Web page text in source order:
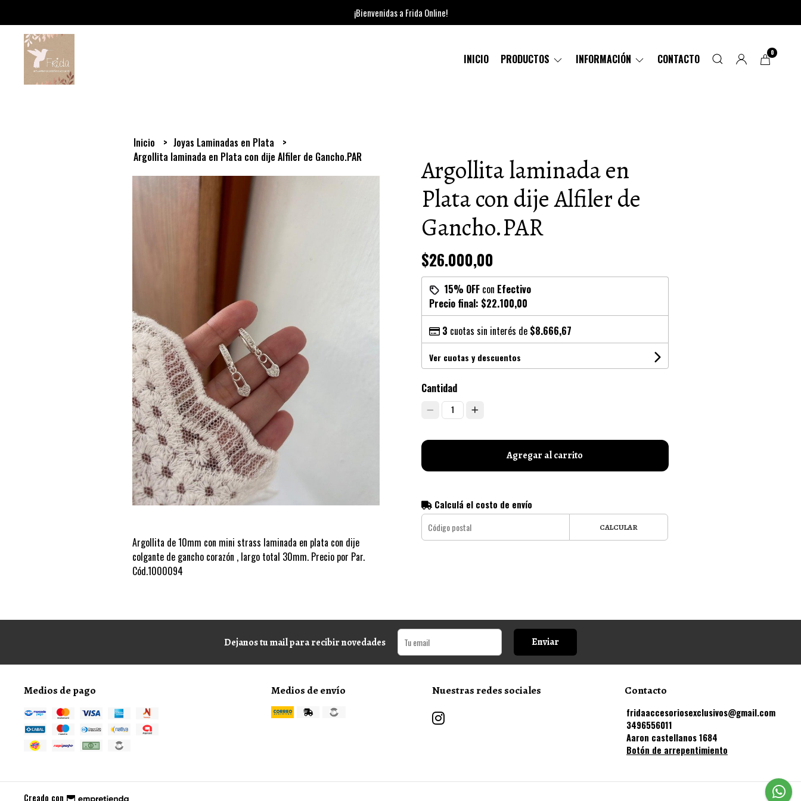
¡Bienvenidas a Frida Online!
INICIO PRODUCTOS INFORMACIÓN CONTACTO 0
Inicio
Joyas Laminadas en Plata
Argollita laminada en Plata con dije Alfiler de Gancho.PAR
Argollita de 10mm con mini strass laminada en plata con dije
colgante de gancho corazón , largo total 30mm. Precio por Par.
Cód.1000094
Argollita laminada en
Plata con dije Alfiler de
Gancho.PAR
$26.000,00
15% OFFcon Efectivo
Precio final: $22.100,00
3 cuotas sin interés de $8.666,67
Ver cuotas y descuentos
Cantidad
1
Agregar al carrito
Calculá el costo de envío
CALCULAR
Dejanos tu mail para recibir novedades Enviar
Medios de pago Medios de envío Nuestras redes sociales Contacto
fridaaccesoriosexclusivos@gmail.com
3496556011
Aaron castellanos 1684
Botón de arrepentimiento
Creado con